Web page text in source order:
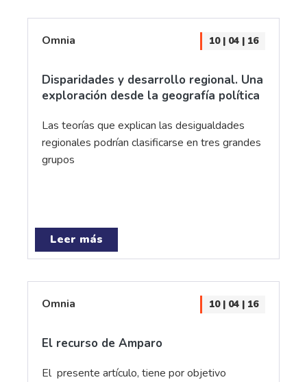
Omnia 10 | 04 | 16
Disparidades y desarrollo regional. Una
exploración desde la geografía política
Las teorías que explican las desigualdades
regionales podrían clasificarse en tres grandes
grupos
Leer más
Omnia 10 | 04 | 16
El recurso de Amparo
El presente artículo, tiene por objetivo